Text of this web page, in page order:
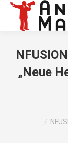
„Neue
Sie befinden sich